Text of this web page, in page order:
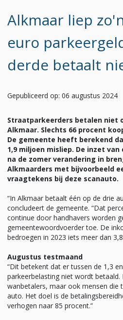
Alkmaar liep
euro
derde betaalt
Gepubliceerd op: 06 augustus 2024
Straatparkeerders betalen niet
Alkmaar. Slechts 66 procent
De gemeente heeft berekend
1,9 miljoen misliep. De inzet
na de zomer verandering in
Alkmaarders met bijvoorbeeld
vraagtekens bij deze scanauto.
“In Alkmaar betaalt één op de drie
concludeert de gemeente. “Dat
continue door handhavers worden
gemeentewoordvoerder toe. De
bedroegen in 2023 iets meer dan
Augustus testmaand
“Dit betekent dat er tussen de 1,3
parkeerbelasting niet wordt betaald.
wanbetalers, maar ook mensen die
auto. Het doel is de
verhogen naar 85 procent.”